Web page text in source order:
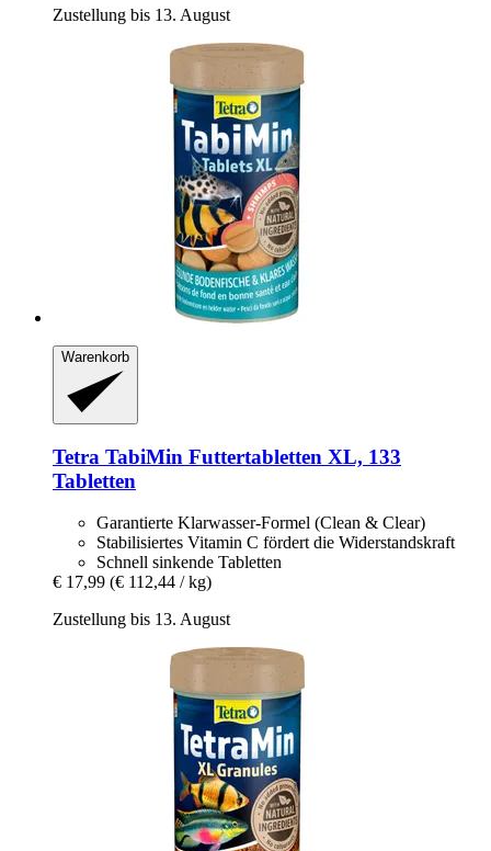
Zustellung bis 13. August
Warenkorb
Tetra TabiMin Futtertabletten XL, 133
Tabletten
Garantierte Klarwasser-Formel (Clean & Clear)
Stabilisiertes Vitamin C fördert die Widerstandskraft
Schnell sinkende Tabletten
€ 17,99 (€ 112,44 / kg)
Zustellung bis 13. August